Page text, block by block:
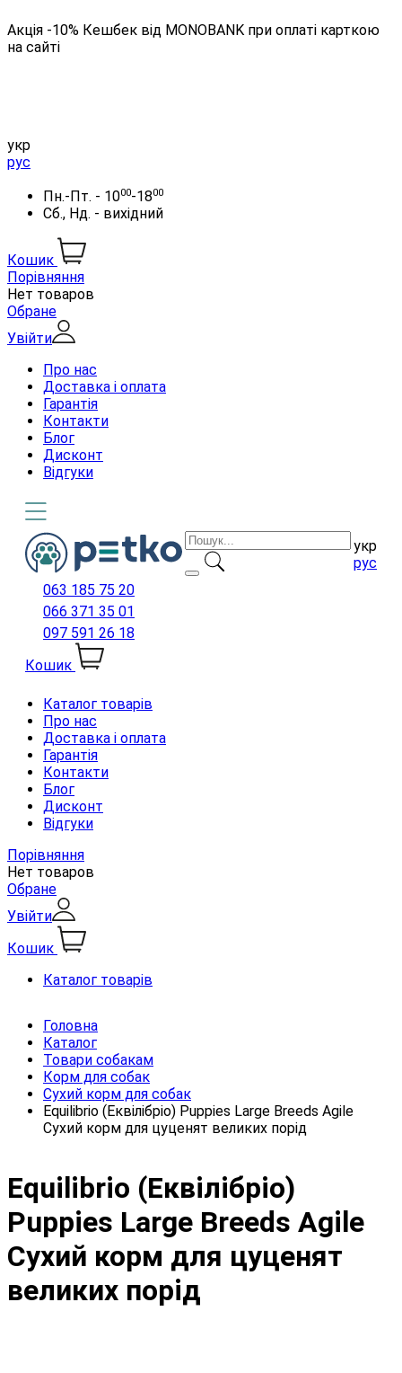
Акція -10% Кешбек від MONOBANK при оплаті карткою
на сайті
укр
рус
Пн.-Пт. - 1000-1800
Сб., Нд. - вихідний
Кошик
Порівняння
Нет товаров
Обране
Увійти
Про нас
Доставка і оплата
Гарантія
Контакти
Блог
Дисконт
Відгуки
укр
рус
063 185 75 20
066 371 35 01
097 591 26 18
Кошик
Каталог товарів
Про нас
Доставка і оплата
Гарантія
Контакти
Блог
Дисконт
Відгуки
Порівняння
Нет товаров
Обране
Увійти
Кошик
Каталог товарів
Головна
Каталог
Товари собакам
Корм для собак
Сухий корм для собак
Equilibrio (Еквілібріо) Puppies Large Breeds Agile
Сухий корм для цуценят великих порід
Equilibrio (Еквілібріо)
Puppies Large Breeds Agile
Сухий корм для цуценят
великих порід